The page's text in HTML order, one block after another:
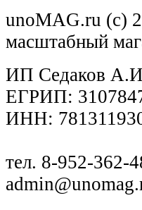
unoMAG.ru (c)
масштабный
ИП Седаков
ЕГРИП:
ИНН:
тел. 8-952-362-